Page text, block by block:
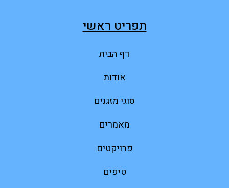
תפריט ראשי
דף הבית
אודות
סוגי מזגנים
מאמרים
פרויקטים
טיפים